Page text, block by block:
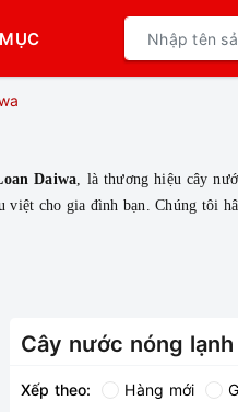
Daiwa, là thương hiệu cây
cho gia đình bạn. Chúng tôi
Cây nước nóng
Xếp theo: Hàng mới